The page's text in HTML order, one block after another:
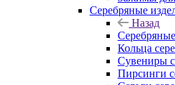
Серебряные
Назад
Кольца
Сувениры
Пирсинги